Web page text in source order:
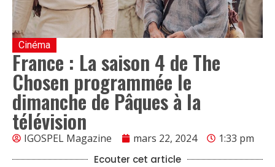
Cinéma
France : La saison 4 de The
Chosen programmée le
dimanche de Pâques à la
télévision
IGOSPEL Magazine mars 22, 2024 1:33 pm
Ecouter cet article